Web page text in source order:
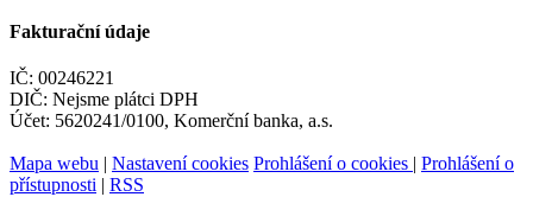
Fakturační údaje
IČ: 00246221
DIČ: Nejsme plátci DPH
Účet: 5620241/0100, Komerční banka, a.s.
Mapa webu | Nastavení cookies Prohlášení o cookies | Prohlášení o
přístupnosti | RSS